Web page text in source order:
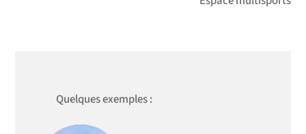
Quelques exemples :